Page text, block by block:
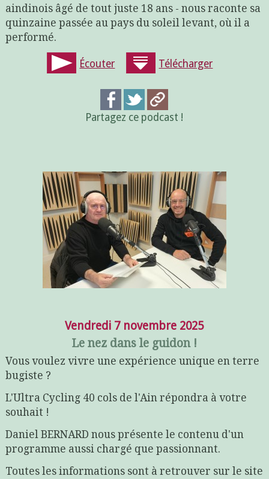
aindinois âgé de tout juste 18 ans - nous raconte sa
quinzaine passée au pays du soleil levant, où il a
performé.
Écouter Télécharger
Partagez ce podcast !
Vendredi 7 novembre 2025
Le nez dans le guidon !
Vous voulez vivre une expérience unique en terre
bugiste ?
L'Ultra Cycling 40 cols de l'Ain répondra à votre
souhait !
Daniel BERNARD nous présente le contenu d'un
programme aussi chargé que passionnant.
Toutes les informations sont à retrouver sur le site